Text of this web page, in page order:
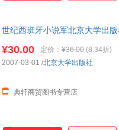
世纪西班牙小说军北京大学出版
¥30.00 定价： ¥36.00 (8.34折)
典轩商贸图书专营店
2007-03-01 /北京大学出版社